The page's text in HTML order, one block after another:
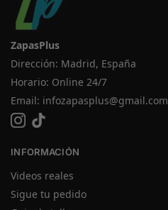
ZapasPlus
Dirección: Madrid, España
Horario: Online 24/7
Email: infozapasplus@gmail.com
INFORMACIÓN
Videos reales
Sigue tu pedido